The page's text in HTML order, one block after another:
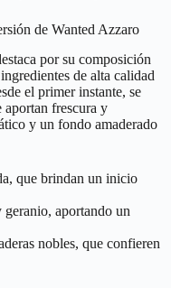
de Wanted Azzaro
por su composición
de alta calidad
el primer instante, se
aportan frescura y
y un fondo amaderado
que brindan un inicio
aportando un
nobles, que confieren